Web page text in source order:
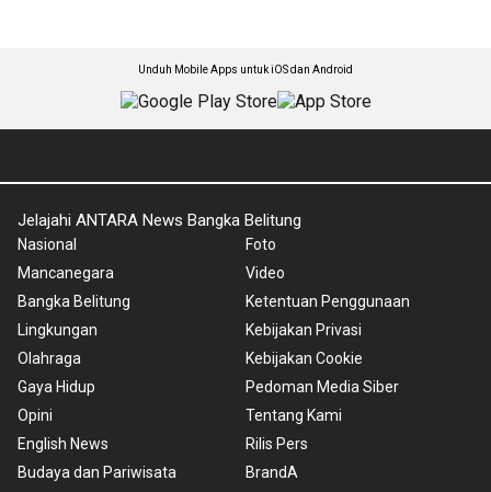
Unduh Mobile Apps untuk iOS dan Android
Jelajahi ANTARA News Bangka Belitung
Nasional
Mancanegara
Bangka Belitung
Lingkungan
Olahraga
Gaya Hidup
Opini
English News
Budaya dan Pariwisata
Foto
Video
Ketentuan Penggunaan
Kebijakan Privasi
Kebijakan Cookie
Pedoman Media Siber
Tentang Kami
Rilis Pers
BrandA